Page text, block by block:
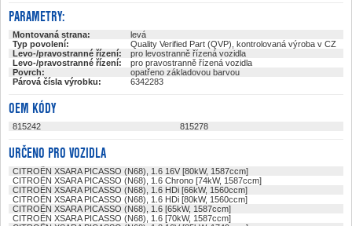
PARAMETRY:
Montovaná strana:
levá
Typ povolení:
Quality Verified Part (QVP), kontrolovaná výroba v CZ
Levo-/pravostranné řízení:
pro levostranně řízená vozidla
Levo-/pravostranné řízení:
pro pravostranně řízená vozidla
Povrch:
opatřeno základovou barvou
Párová čísla výrobku:
6342283
OEM KÓDY
815242 815278
URČENO PRO VOZIDLA
CITROËN XSARA PICASSO (N68), 1.6 16V [80kW, 1587ccm]
CITROËN XSARA PICASSO (N68), 1.6 Chrono [74kW, 1587ccm]
CITROËN XSARA PICASSO (N68), 1.6 HDi [66kW, 1560ccm]
CITROËN XSARA PICASSO (N68), 1.6 HDi [80kW, 1560ccm]
CITROËN XSARA PICASSO (N68), 1.6 [65kW, 1587ccm]
CITROËN XSARA PICASSO (N68), 1.6 [70kW, 1587ccm]